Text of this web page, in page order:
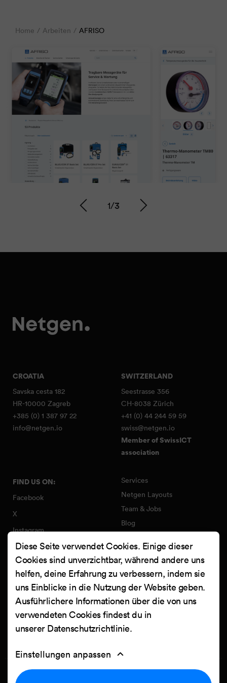
Home Arbeiten AFRISO
1/3
CROATIA
Savska cesta 182
HR-10000 Zagreb
+385 (0) 1 387 97 22
info@netgen.io
SWITZERLAND
Seestrasse 356
CH-8038 Zürich
+41 (0) 44 244 59 59
swiss@netgen.io
Member of SwissICT
association
FIND US ON:
Facebook
X
Instagram
LinkedIn
YouTube
Clutch
Services
Netgen Layouts
Team & Jobs
Blog
Netgen Stack für Ibexa/eZ
Platform
Arbeiten
Kontakt
Diese Seite verwendet Cookies. Einige dieser
Cookies sind unverzichtbar, während andere uns
helfen, deine Erfahrung zu verbessern, indem sie
uns Einblicke in die Nutzung der Website geben.
Ausführlichere Informationen über die von uns
verwendeten Cookies findest du in
unserer Datenschutzrichtlinie.
Einstellungen anpassen